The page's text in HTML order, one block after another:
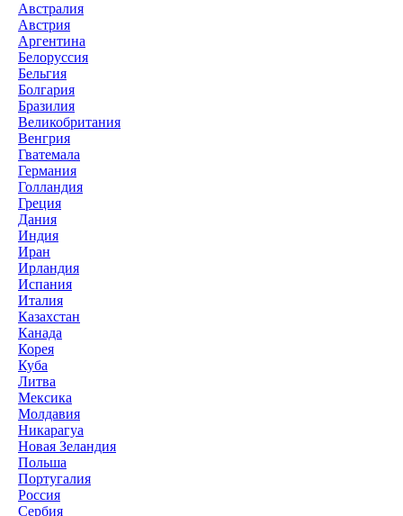
Австралия
Австрия
Аргентина
Белоруссия
Бельгия
Болгария
Бразилия
Великобритания
Венгрия
Гватемала
Германия
Голландия
Греция
Дания
Индия
Иран
Ирландия
Испания
Италия
Казахстан
Канада
Корея
Куба
Литва
Мексика
Молдавия
Никарагуа
Новая Зеландия
Польша
Португалия
Россия
Сербия